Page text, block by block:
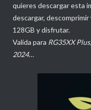
quieres descargar esta
descargar,
128GB y disfrutar.
Valida para RG35XX
2024…